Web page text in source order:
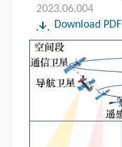
2023.06.004
Download PDF